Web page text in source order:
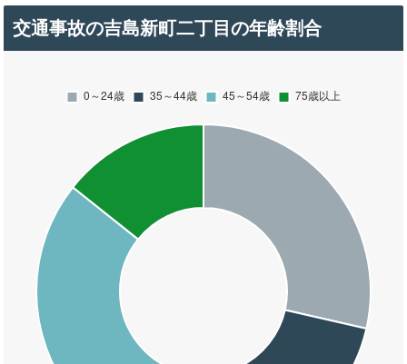
交通事故の吉島新町二丁目の年齢割合